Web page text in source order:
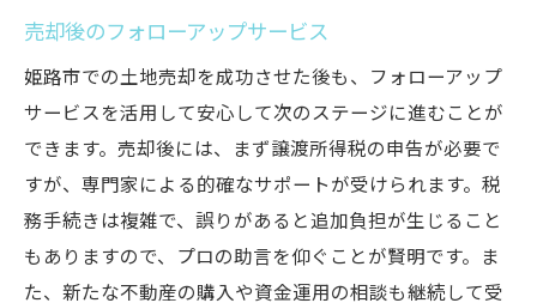
売却後のフォローアップサービス
姫路市での土地売却を成功させた後も、フォローアップ
サービスを活用して安心して次のステージに進むことが
できます。売却後には、まず譲渡所得税の申告が必要で
すが、専門家による的確なサポートが受けられます。税
務手続きは複雑で、誤りがあると追加負担が生じること
もありますので、プロの助言を仰ぐことが賢明です。ま
た、新たな不動産の購入や資金運用の相談も継続して受